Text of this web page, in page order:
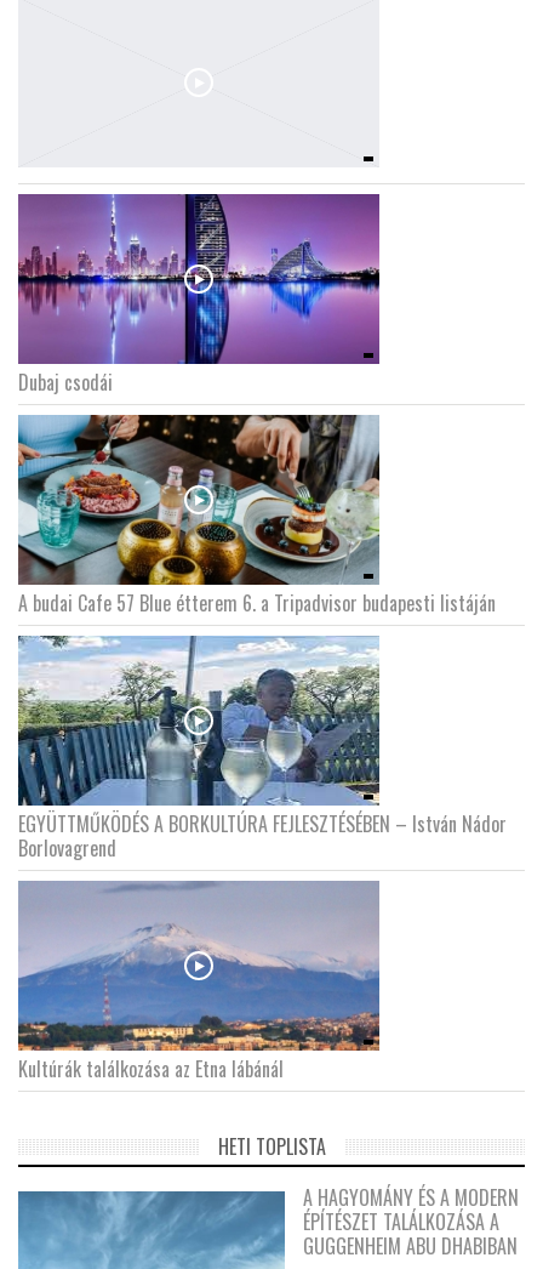
GLOBOZSARU
DOBRAVERO.HU
LATIMO.HU
GLOBOBOOK
Dubaj csodái
A budai Cafe 57 Blue étterem 6. a Tripadvisor budapesti listáján
EGYÜTTMŰKÖDÉS A BORKULTÚRA FEJLESZTÉSÉBEN – István Nádor
Borlovagrend
Kultúrák találkozása az Etna lábánál
HETI TOPLISTA
A HAGYOMÁNY ÉS A MODERN
ÉPÍTÉSZET TALÁLKOZÁSA A
GUGGENHEIM ABU DHABIBAN